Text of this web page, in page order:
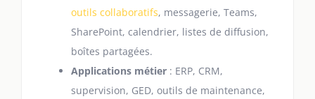
outils collaboratifs, messagerie, Teams,
SharePoint, calendrier, listes de diffusion,
boîtes partagées.
Applications métier : ERP, CRM,
supervision, GED, outils de maintenance,